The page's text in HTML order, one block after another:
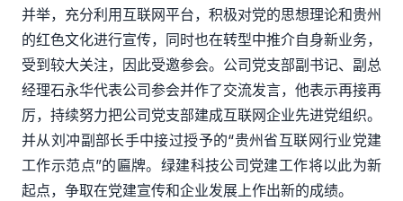
并举，充分利用互联网平台，积极对党的思想理论和贵州
的红色文化进行宣传，同时也在转型中推介自身新业务，
受到较大关注，因此受邀参会。公司党支部副书记、副总
经理石永华代表公司参会并作了交流发言，他表示再接再
厉，持续努力把公司党支部建成互联网企业先进党组织。
并从刘冲副部长手中接过授予的“贵州省互联网行业党建
工作示范点”的匾牌。绿建科技公司党建工作将以此为新
起点，争取在党建宣传和企业发展上作出新的成绩。